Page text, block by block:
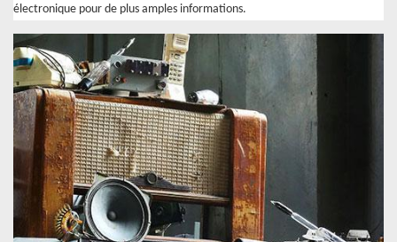
électronique pour de plus amples informations.